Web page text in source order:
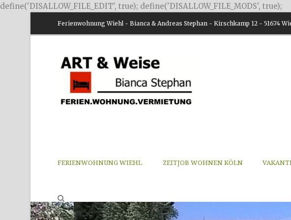
define('DISALLOW_FILE_EDIT', true); define('DISALLOW_FILE_MODS', true);
Ferienwohnung Wiehl - Bianca & Andreas Stephan - Kirschkamp 12 - 51674
FERIENWOHNUNG WIEHL ZEITJOB WOHNEN KÖLN